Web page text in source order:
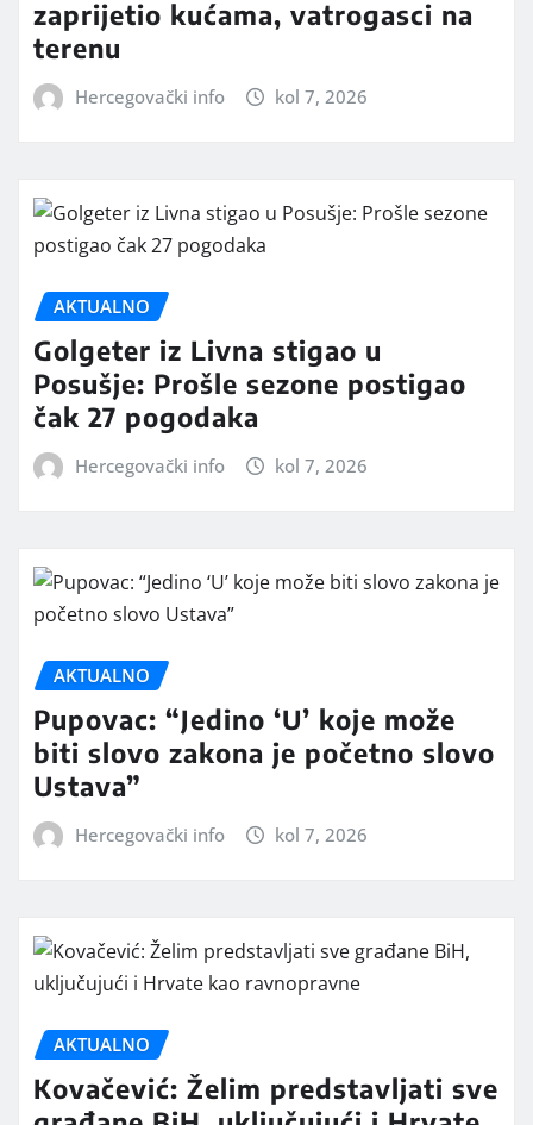
zaprijetio kućama, vatrogasci na
terenu
Hercegovački info kol 7, 2026
AKTUALNO
Golgeter iz Livna stigao u
Posušje: Prošle sezone postigao
čak 27 pogodaka
Hercegovački info kol 7, 2026
AKTUALNO
Pupovac: “Jedino ‘U’ koje može
biti slovo zakona je početno slovo
Ustava”
Hercegovački info kol 7, 2026
AKTUALNO
Kovačević: Želim predstavljati sve